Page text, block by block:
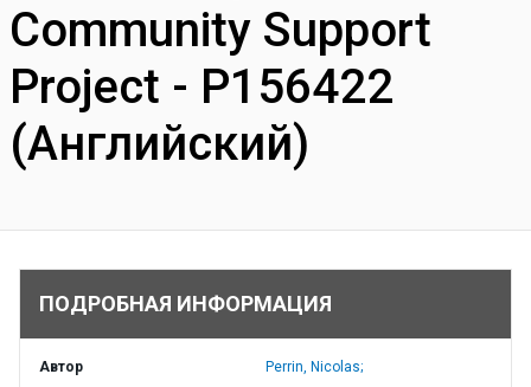
Community Support
Project - P156422
(Английский)
ПОДРОБНАЯ ИНФОРМАЦИЯ
Автор Perrin, Nicolas;